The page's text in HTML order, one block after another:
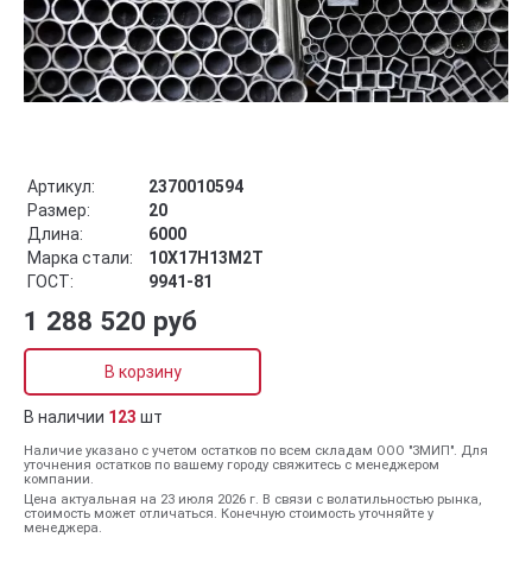
Артикул:
2370010594
Размер:
20
Длина:
6000
Марка стали:
10Х17Н13М2Т
ГОСТ:
9941-81
1 288 520 руб
В корзину
В наличии 123 шт
Наличие указано с учетом остатков по всем складам ООО "ЗМИП". Для
уточнения остатков по вашему городу свяжитесь с менеджером
компании.
Цена актуальная на 23 июля 2026 г. В связи с волатильностью рынка,
стоимость может отличаться. Конечную стоимость уточняйте у
менеджера.